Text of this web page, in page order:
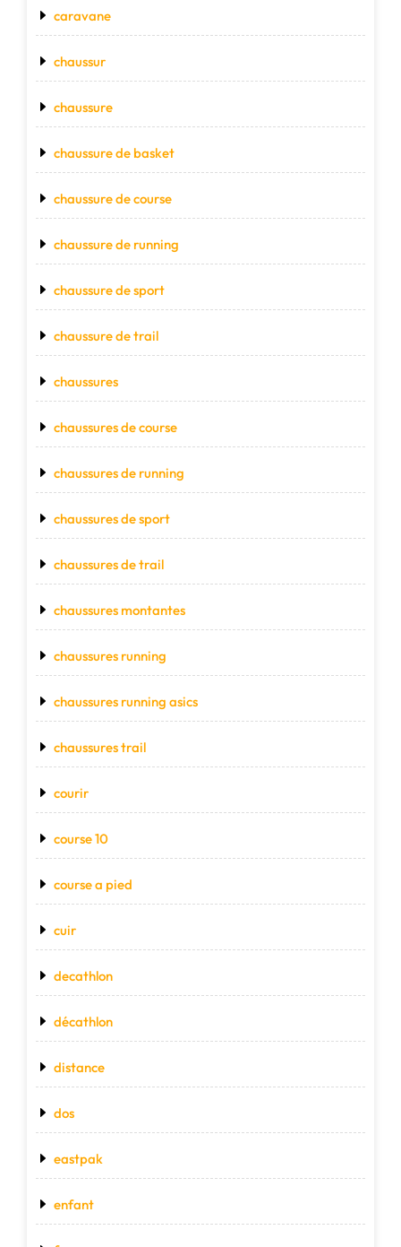
caravane
chaussur
chaussure
chaussure de basket
chaussure de course
chaussure de running
chaussure de sport
chaussure de trail
chaussures
chaussures de course
chaussures de running
chaussures de sport
chaussures de trail
chaussures montantes
chaussures running
chaussures running asics
chaussures trail
courir
course 10
course a pied
cuir
decathlon
décathlon
distance
dos
eastpak
enfant